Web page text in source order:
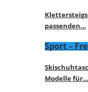
passenden…
Sport –
Modelle für…